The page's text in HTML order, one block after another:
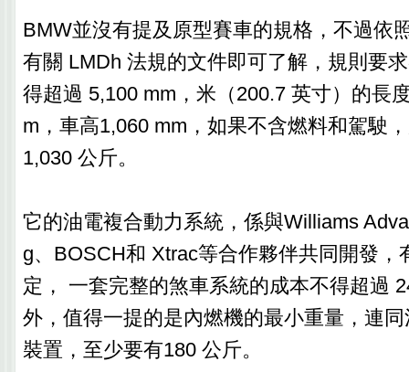
BMW並沒有提及原型賽車的規格，不過依
有關 LMDh 法規的文件即可了解，規則要
得超過 5,100 mm，米（200.7 英寸）的長
m，車高1,060 mm，如果不含燃料和駕駛
1,030 公斤。
它的油電複合動力系統，係與Williams
g、BOSCH和 Xtrac等合作夥伴共同開發，
定， 一套完整的煞車系統的成本不得超過
外，值得一提的是內燃機的最小重量，連
裝置，至少要有180 公斤。